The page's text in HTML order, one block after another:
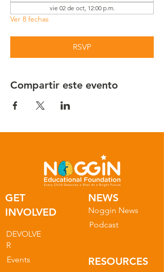
vie 02 de oct, 12:00 p.m.
Ver 8 fechas
RSVP
Compartir este evento
GET
INVOLVED
NEWS
Noggin News
DEVOLVE
R
Podcast
RESOURCES
Events